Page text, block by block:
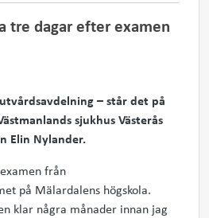
tre dagar efter examen
– står det på
sjukhus Västerås
Elin Nylander.
från
på Mälardalens högskola.
klar några månader innan jag